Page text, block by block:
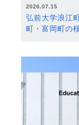
2026.07.15
弘前大学浪江
町・富岡町の